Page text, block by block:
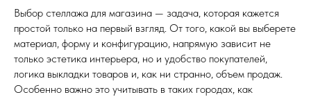
Выбор стеллажа для магазина — задача, которая кажется
простой только на первый взгляд. От того, какой вы выберете
материал, форму и конфигурацию, напрямую зависит не
только эстетика интерьера, но и удобство покупателей,
логика выкладки товаров и, как ни странно, объем продаж.
Особенно важно это учитывать в таких городах, как